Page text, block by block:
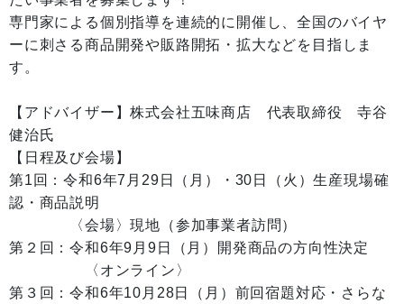
専門家による個別指導を連続的に開催し、全国のバイヤ
ーに刺さる商品開発や販路開拓・拡大などを目指しま
す。
【アドバイザー】株式会社五味商店 代表取締役 寺谷
健治氏
【日程及び会場】
第1回：令和6年7月29日（月）・30日（火）生産現場確
認・商品説明
〈会場〉現地（参加事業者訪問）
第２回：令和6年9月9日（月）開発商品の方向性決定
〈オンライン〉
第３回：令和6年10月28日（月）前回宿題対応・さらな